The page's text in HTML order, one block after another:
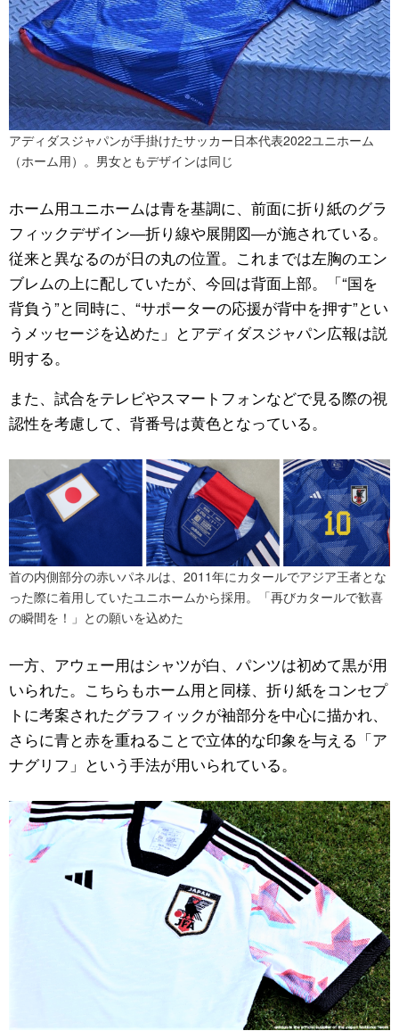
アディダスジャパンが手掛けたサッカー日本代表2022ユニホーム
（ホーム用）。男女ともデザインは同じ
ホーム用ユニホームは青を基調に、前面に折り紙のグラ
フィックデザイン―折り線や展開図―が施されている。
従来と異なるのが日の丸の位置。これまでは左胸のエン
ブレムの上に配していたが、今回は背面上部。「“国を
背負う”と同時に、“サポーターの応援が背中を押す”とい
うメッセージを込めた」とアディダスジャパン広報は説
明する。
また、試合をテレビやスマートフォンなどで見る際の視
認性を考慮して、背番号は黄色となっている。
首の内側部分の赤いパネルは、2011年にカタールでアジア王者とな
った際に着用していたユニホームから採用。「再びカタールで歓喜
の瞬間を！」との願いを込めた
一方、アウェー用はシャツが白、パンツは初めて黒が用
いられた。こちらもホーム用と同様、折り紙をコンセプ
トに考案されたグラフィックが袖部分を中心に描かれ、
さらに青と赤を重ねることで立体的な印象を与える「ア
ナグリフ」という手法が用いられている。